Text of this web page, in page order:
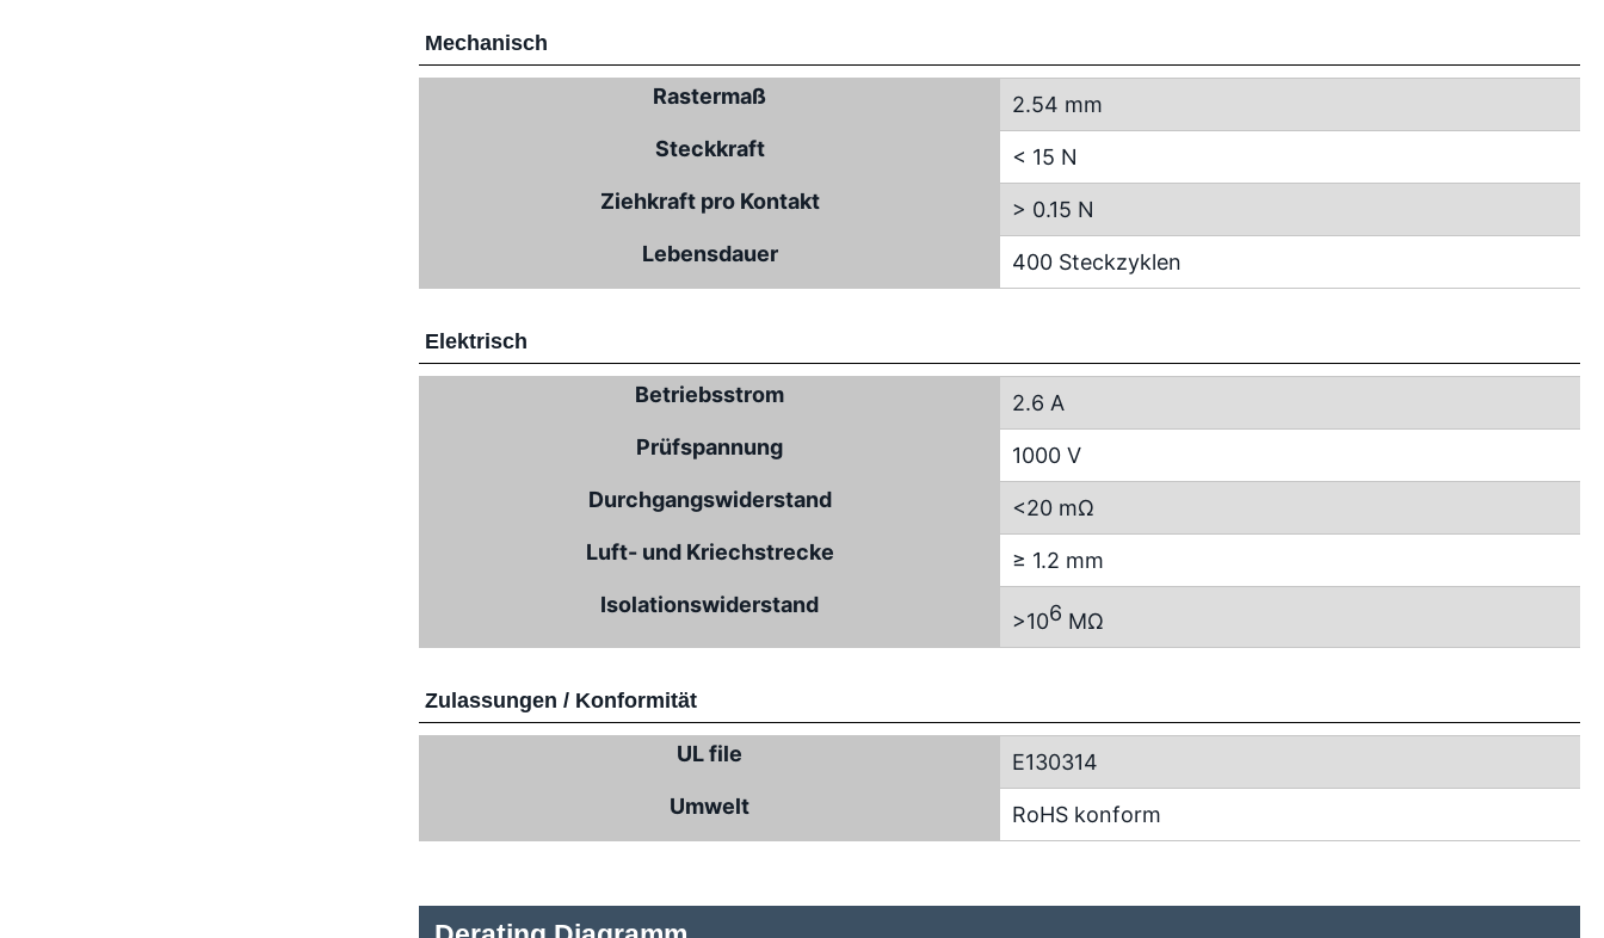
Mechanisch
Rastermaß
2.54 mm
Steckkraft
< 15 N
Ziehkraft pro Kontakt
> 0.15 N
Lebensdauer
400 Steckzyklen
Elektrisch
Betriebsstrom
2.6 A
Prüfspannung
1000 V
Durchgangswiderstand
<20 mΩ
Luft- und Kriechstrecke
≥ 1.2 mm
Isolationswiderstand
>106 MΩ
Zulassungen / Konformität
UL file
E130314
Umwelt
RoHS konform